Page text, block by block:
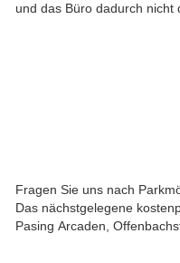
und das Büro dadurch nicht
Fragen Sie uns nach
Das nächstgelegene
Pasing Arcaden,